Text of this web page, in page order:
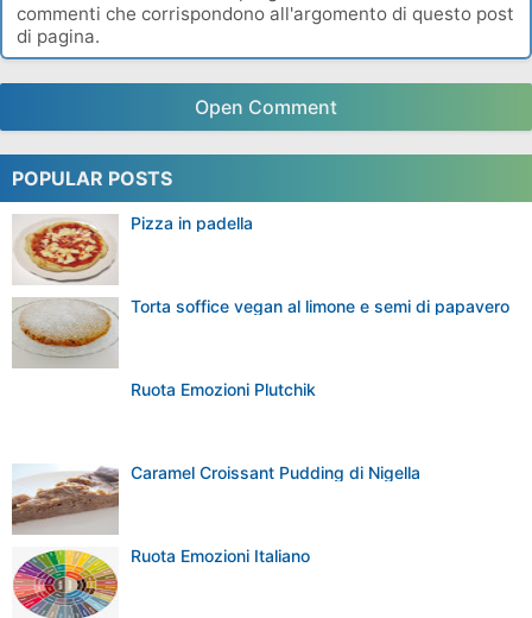
Politica dei commenti:
commenti che corrispondono all'argomento di questo post
di pagina.
Open Comment
POPULAR POSTS